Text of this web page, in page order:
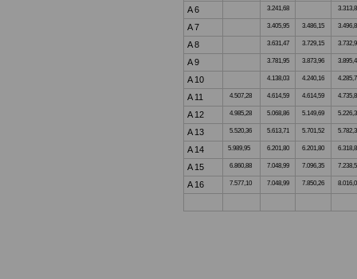
A 6 3.241,68
A 7 3.405,95 3.486,15
A 8 3.631,47 3.729,15
A 9 3.781,95 3.873,96
A 10 4.138,03 4.240,16
A 11 4.507,28 4.614,59 4.614,59
A 12 4.985,28 5.068,86 5.149,69
A 13 5.520,36 5.613,71 5.701,52
A 14 5.989,95 6.201,80 6.201,80
A 15 6.860,88 7.048,99 7.096,35
A 16 7.577,10 7.048,99 7.850,26